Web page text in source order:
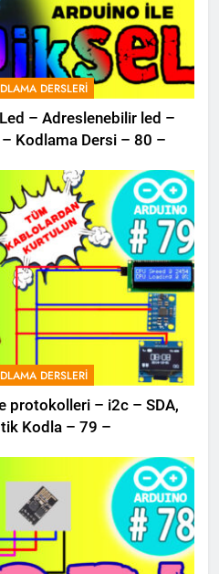
DERSLERI
– Adreslenebilir led –
– Kodlama Dersi – 80 –
DERSLERI
protokolleri – i2c – SDA,
Kodla – 79 –